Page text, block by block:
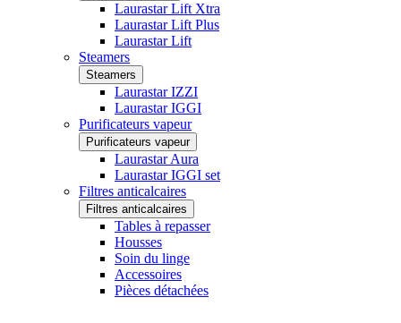
Laurastar Lift Xtra
Laurastar Lift Plus
Laurastar Lift
Steamers
Steamers
Laurastar IZZI
Laurastar IGGI
Purificateurs vapeur
Purificateurs vapeur
Laurastar Aura
Laurastar IGGI set
Filtres anticalcaires
Filtres anticalcaires
Tables à repasser
Housses
Soin du linge
Accessoires
Pièces détachées